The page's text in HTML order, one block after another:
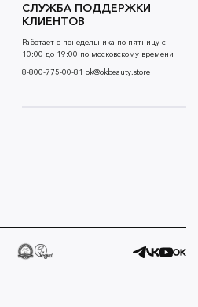
СЛУЖБА ПОДДЕРЖКИ
КЛИЕНТОВ
Работает с понедельника по пятницу с
10:00 до 19:00 по московскому времени
8-800-775-00-81 ok@okbeauty.store